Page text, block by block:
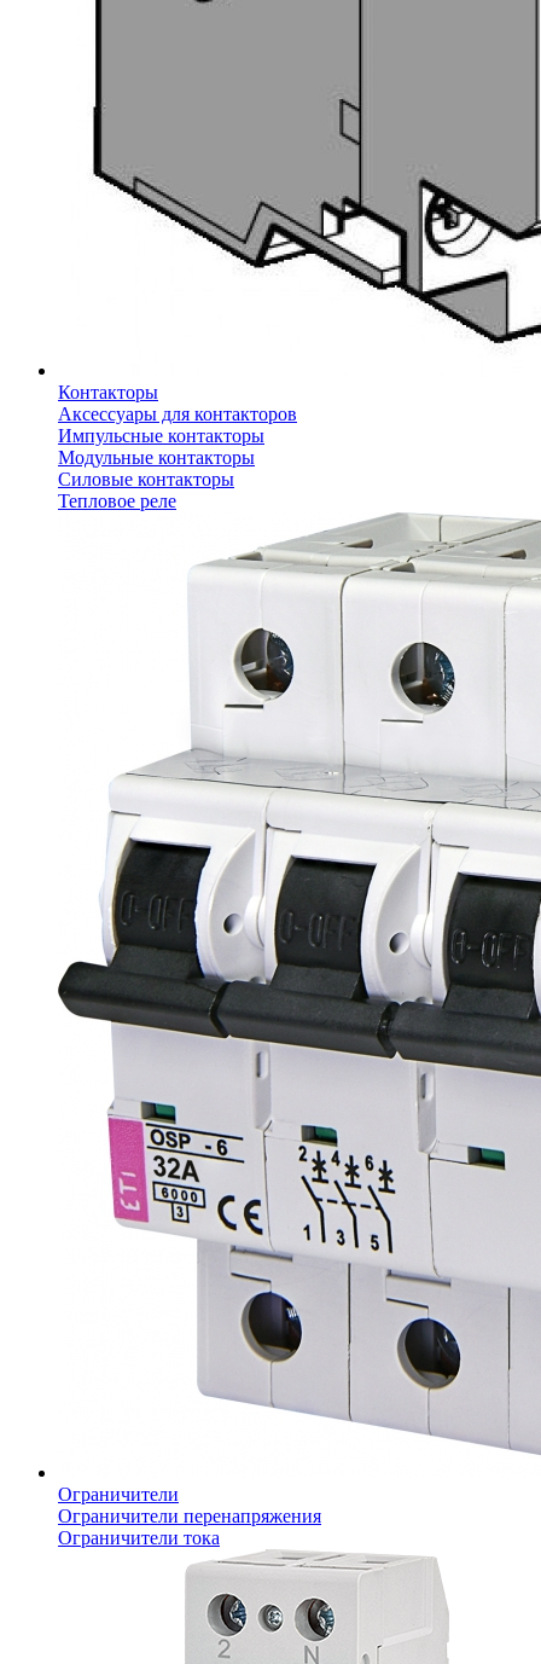
Контакторы
Аксессуары для контакторов
Импульсные контакторы
Модульные контакторы
Силовые контакторы
Тепловое реле
Ограничители
Ограничители перенапряжения
Ограничители тока